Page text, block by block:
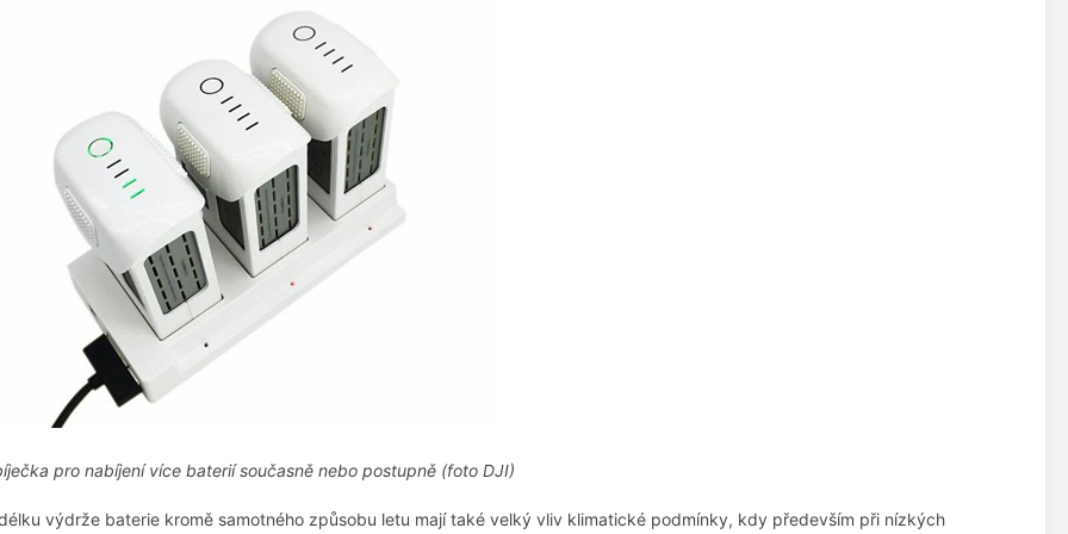
pro nabíjení více baterií současně nebo postupně (foto DJI)
výdrže baterie kromě samotného způsobu letu mají také velký vliv klimatické podmínky, kdy především při nízkých